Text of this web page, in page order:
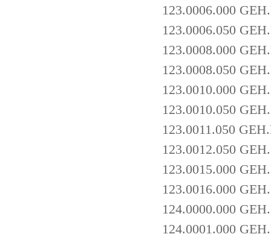
123.0006.000
123.0006.050
123.0008.000
123.0008.050
123.0010.000
123.0010.050
123.0011.050
123.0012.050
123.0015.000
123.0016.000
124.0000.000
124.0001.000